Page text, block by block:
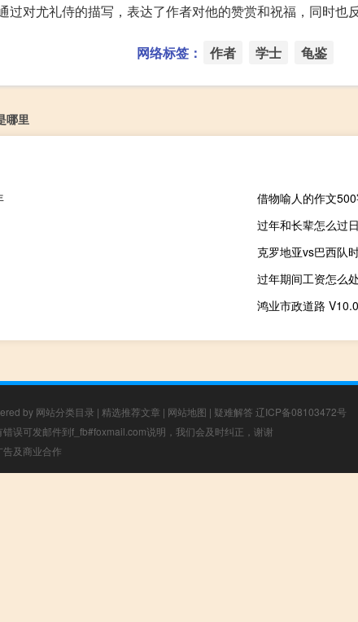
过对尤礼侍的描写，表达了作者对他的赞赏和祝福，同时也
网络标签： 作者 学士 龟鉴
哪里
借物喻人的作文500
过年和长辈怎么过
克罗地亚vs巴西队
过年期间工资怎么
by 网站分类目录 | 精选推荐文章 | 网站地图 | 疑难解答 辽ICP备08103472号
误可发邮件到f_fb#foxmail.com说明，我们会及时纠正，谢谢
及商业合作